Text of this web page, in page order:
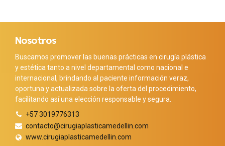
Nosotros
Buscamos promover las buenas prácticas en cirugía plástica
y estética tanto a nivel departamental como nacional e
internacional, brindando al paciente información veraz,
oportuna y actualizada sobre la oferta del procedimiento,
facilitando así una elección responsable y segura.
+57 3019776313
contacto@cirugiaplasticamedellin.com
www.cirugiaplasticamedellin.com